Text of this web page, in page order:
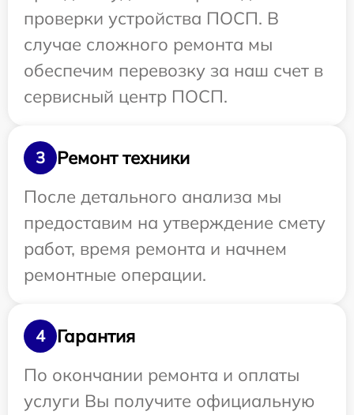
проверки устройства ПОСП. В
случае сложного ремонта мы
обеспечим перевозку за наш счет в
сервисный центр ПОСП.
3
Ремонт техники
После детального анализа мы
предоставим на утверждение смету
работ, время ремонта и начнем
ремонтные операции.
4
Гарантия
По окончании ремонта и оплаты
услуги Вы получите официальную